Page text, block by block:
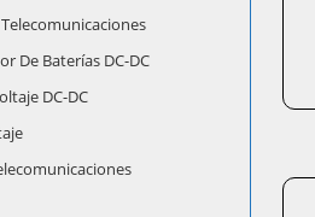
De Baterías DC-DC
DC-DC